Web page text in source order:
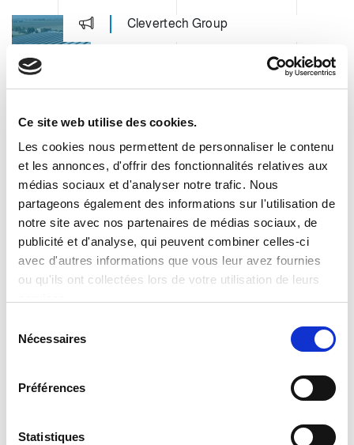
Ce site web utilise des cookies.
Les cookies nous permettent de personnaliser le contenu
et les annonces, d'offrir des fonctionnalités relatives aux
médias sociaux et d'analyser notre trafic. Nous
partageons également des informations sur l'utilisation de
notre site avec nos partenaires de médias sociaux, de
publicité et d'analyse, qui peuvent combiner celles-ci
avec d'autres informations que vous leur avez fournies
ou qu'ils ont collectées lors de votre utilisation de leurs
Nécessaires
Préférences
Statistiques
Clevertech Group
COMMERCE – CLEVERTECH
Clevertech Group
LES POSTES OUVERTS
AUGMENTENT. LES PROFILS
QUALIFIÉS NON.
CATEGORIE
JOURNAL
APERÇU DU MARCHÉ
TAGS